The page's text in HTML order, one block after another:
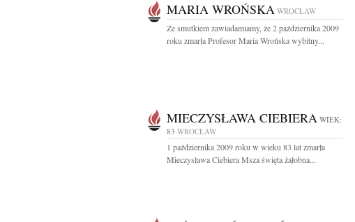
MARIA WROŃSKA WROCŁAW
Ze smutkiem zawiadamiamy, że 2 października 2009
roku zmarła Profesor Maria Wrońska wybitny...
MIECZYSŁAWA CIEBIERA WIEK:
83 WROCŁAW
1 października 2009 roku w wieku 83 lat zmarła
Mieczysława Ciebiera Msza święta żałobna...